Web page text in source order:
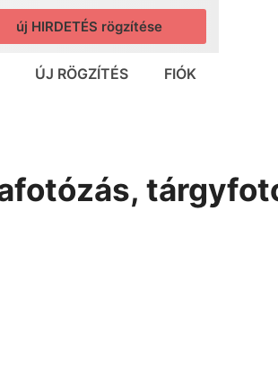
új HIRDETÉS rögzítése
ÚJ RÖGZÍTÉS FIÓK